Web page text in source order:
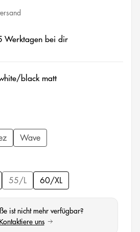
Werktagen bei dir
black matt
mattblack matt
matt/black matt
Wave
55/L(Diese Option ist zurzeit nicht verfügbar.)
60/XL
ist nicht mehr verfügbar?
Kontaktiere uns
in neuem Tab)